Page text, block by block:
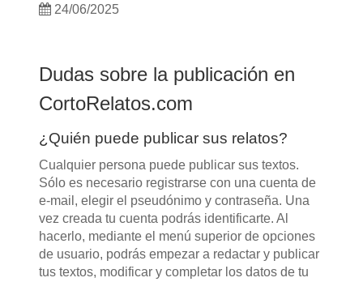
24/06/2025
Dudas sobre la publicación en
CortoRelatos.com
¿Quién puede publicar sus relatos?
Cualquier persona puede publicar sus textos.
Sólo es necesario registrarse con una cuenta de
e-mail, elegir el pseudónimo y contraseña. Una
vez creada tu cuenta podrás identificarte. Al
hacerlo, mediante el menú superior de opciones
de usuario, podrás empezar a redactar y publicar
tus textos, modificar y completar los datos de tu